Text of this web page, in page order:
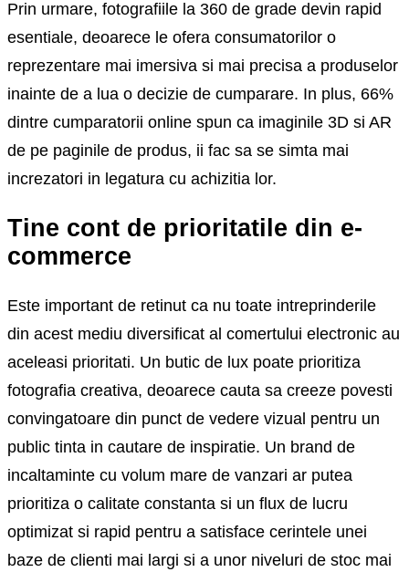
Prin urmare, fotografiile la 360 de grade devin rapid
esentiale, deoarece le ofera consumatorilor o
reprezentare mai imersiva si mai precisa a produselor
inainte de a lua o decizie de cumparare. In plus, 66%
dintre cumparatorii online spun ca imaginile 3D si AR
de pe paginile de produs, ii fac sa se simta mai
increzatori in legatura cu achizitia lor.
Tine cont de prioritatile din e-
commerce
Este important de retinut ca nu toate intreprinderile
din acest mediu diversificat al comertului electronic au
aceleasi prioritati. Un butic de lux poate prioritiza
fotografia creativa, deoarece cauta sa creeze povesti
convingatoare din punct de vedere vizual pentru un
public tinta in cautare de inspiratie. Un brand de
incaltaminte cu volum mare de vanzari ar putea
prioritiza o calitate constanta si un flux de lucru
optimizat si rapid pentru a satisface cerintele unei
baze de clienti mai largi si a unor niveluri de stoc mai